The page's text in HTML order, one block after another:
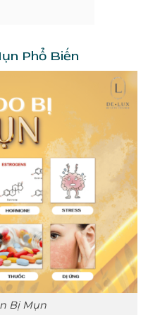
Phổ Biến
Bị Mụn